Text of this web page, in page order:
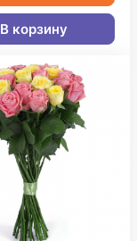
В корзину